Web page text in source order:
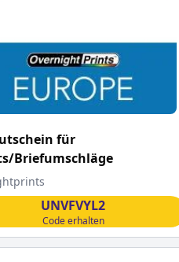
für
Briefumschläge
UNVFVYL2
Code erhalten